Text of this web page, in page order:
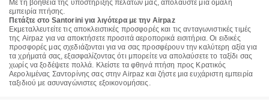
Με τη βοήθεια της υποστήριξης πελατών μας, απολαύστε μια ομαλή
εμπειρία πτήσης.
Πετάξτε στο Santorini για λιγότερα με την Airpaz
Εκμεταλλευτείτε τις αποκλειστικές προσφορές και τις ανταγωνιστικές τιμές
της Airpaz για να αποκτήσετε προσιτά αεροπορικά εισιτήρια. Οι ειδικές
προσφορές μας σχεδιάζονται για να σας προσφέρουν την καλύτερη αξία για
τα χρήματά σας, εξασφαλίζοντας ότι μπορείτε να απολαύσετε το ταξίδι σας
χωρίς να ξοδέψετε πολλά. Κλείστε τα φθηνά πτήση προς Κρατικός
Αερολιμένας Σαντορίνης σας στην Airpaz και ζήστε μια ευχάριστη εμπειρία
ταξιδιού με ασυναγώνιστες εξοικονομήσεις.